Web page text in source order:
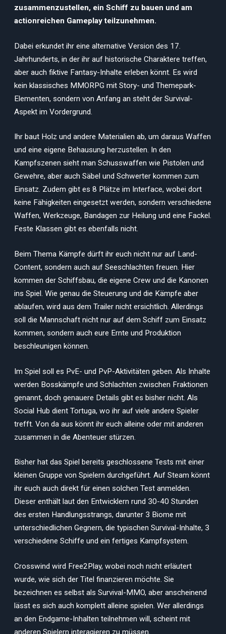
zusammenzustellen, ein Schiff zu bauen und am
actionreichen Gameplay teilzunehmen.
Dabei erkundet ihr eine alternative Version des 17.
Jahrhunderts, in der ihr auf historische Charaktere treffen,
aber auch fiktive Fantasy-Inhalte erleben könnt. Es wird
kein klassisches MMORPG mit Story- und Themepark-
Elementen, sondern von Anfang an steht der Survival-
Aspekt im Vordergrund.
Ihr baut Holz und andere Materialien ab, um daraus Waffen
und eine eigene Behausung herzustellen. In den
Kampfszenen sieht man Schusswaffen wie Pistolen und
Gewehre, aber auch Säbel und Schwerter kommen zum
Einsatz. Zudem gibt es 8 Plätze im Interface, wobei dort
keine Fähigkeiten eingesetzt werden, sondern verschiedene
Waffen, Werkzeuge, Bandagen zur Heilung und eine Fackel.
Feste Klassen gibt es ebenfalls nicht.
Beim Thema Kämpfe dürft ihr euch nicht nur auf Land-
Content, sondern auch auf Seeschlachten freuen. Hier
kommen der Schiffsbau, die eigene Crew und die Kanonen
ins Spiel. Wie genau die Steuerung und die Kämpfe aber
ablaufen, wird aus dem Trailer nicht ersichtlich. Allerdings
soll die Mannschaft nicht nur auf dem Schiff zum Einsatz
kommen, sondern auch eure Ernte und Produktion
beschleunigen können.
Im Spiel soll es PvE- und PvP-Aktivitäten geben. Als Inhalte
werden Bosskämpfe und Schlachten zwischen Fraktionen
genannt, doch genauere Details gibt es bisher nicht. Als
Social Hub dient Tortuga, wo ihr auf viele andere Spieler
trefft. Von da aus könnt ihr euch alleine oder mit anderen
zusammen in die Abenteuer stürzen.
Bisher hat das Spiel bereits geschlossene Tests mit einer
kleinen Gruppe von Spielern durchgeführt. Auf Steam könnt
ihr euch auch direkt für einen solchen Test anmelden.
Dieser enthält laut den Entwicklern rund 30-40 Stunden
des ersten Handlungsstrangs, darunter 3 Biome mit
unterschiedlichen Gegnern, die typischen Survival-Inhalte, 3
verschiedene Schiffe und ein fertiges Kampfsystem.
Crosswind wird Free2Play, wobei noch nicht erläutert
wurde, wie sich der Titel finanzieren möchte. Sie
bezeichnen es selbst als Survival-MMO, aber anscheinend
lässt es sich auch komplett alleine spielen. Wer allerdings
an den Endgame-Inhalten teilnehmen will, scheint mit
anderen Spielern interagieren zu müssen.